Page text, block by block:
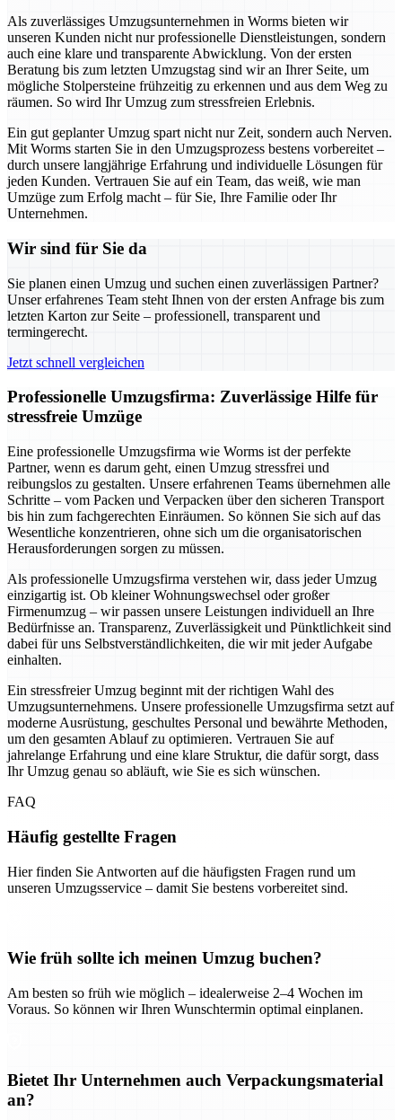
Als zuverlässiges Umzugsunternehmen in Worms bieten wir
unseren Kunden nicht nur professionelle Dienstleistungen, sondern
auch eine klare und transparente Abwicklung. Von der ersten
Beratung bis zum letzten Umzugstag sind wir an Ihrer Seite, um
mögliche Stolpersteine frühzeitig zu erkennen und aus dem Weg zu
räumen. So wird Ihr Umzug zum stressfreien Erlebnis.
Ein gut geplanter Umzug spart nicht nur Zeit, sondern auch Nerven.
Mit Worms starten Sie in den Umzugsprozess bestens vorbereitet –
durch unsere langjährige Erfahrung und individuelle Lösungen für
jeden Kunden. Vertrauen Sie auf ein Team, das weiß, wie man
Umzüge zum Erfolg macht – für Sie, Ihre Familie oder Ihr
Unternehmen.
Wir sind für Sie da
Sie planen einen Umzug und suchen einen zuverlässigen Partner?
Unser erfahrenes Team steht Ihnen von der ersten Anfrage bis zum
letzten Karton zur Seite – professionell, transparent und
termingerecht.
Jetzt schnell vergleichen
Professionelle Umzugsfirma: Zuverlässige Hilfe für
stressfreie Umzüge
Eine professionelle Umzugsfirma wie Worms ist der perfekte
Partner, wenn es darum geht, einen Umzug stressfrei und
reibungslos zu gestalten. Unsere erfahrenen Teams übernehmen alle
Schritte – vom Packen und Verpacken über den sicheren Transport
bis hin zum fachgerechten Einräumen. So können Sie sich auf das
Wesentliche konzentrieren, ohne sich um die organisatorischen
Herausforderungen sorgen zu müssen.
Als professionelle Umzugsfirma verstehen wir, dass jeder Umzug
einzigartig ist. Ob kleiner Wohnungswechsel oder großer
Firmenumzug – wir passen unsere Leistungen individuell an Ihre
Bedürfnisse an. Transparenz, Zuverlässigkeit und Pünktlichkeit sind
dabei für uns Selbstverständlichkeiten, die wir mit jeder Aufgabe
einhalten.
Ein stressfreier Umzug beginnt mit der richtigen Wahl des
Umzugsunternehmens. Unsere professionelle Umzugsfirma setzt auf
moderne Ausrüstung, geschultes Personal und bewährte Methoden,
um den gesamten Ablauf zu optimieren. Vertrauen Sie auf
jahrelange Erfahrung und eine klare Struktur, die dafür sorgt, dass
Ihr Umzug genau so abläuft, wie Sie es sich wünschen.
FAQ
Häufig gestellte Fragen
Hier finden Sie Antworten auf die häufigsten Fragen rund um
unseren Umzugsservice – damit Sie bestens vorbereitet sind.
Wie früh sollte ich meinen Umzug buchen?
Am besten so früh wie möglich – idealerweise 2–4 Wochen im
Voraus. So können wir Ihren Wunschtermin optimal einplanen.
Bietet Ihr Unternehmen auch Verpackungsmaterial
an?